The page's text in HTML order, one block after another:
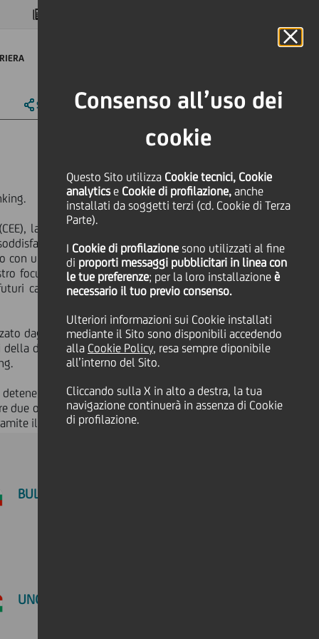
Consenso all’uso dei
cookie
Questo Sito utilizza Cookie tecnici, Cookie
analyticse Cookie di profilazione, anche
installati da soggetti terzi (cd. Cookie di Terza
Parte).
I Cookie di profilazione sono utilizzati al fine
di proporti messaggi pubblicitari in linea con
le tue preferenze; per la loro installazione è
necessario il tuo previo consenso.
Ulteriori informazioni sui Cookie installati
mediante il Sito sono disponibili accedendo
alla Cookie Policy, resa sempre diponibile
all’interno del Sito.
Cliccando sulla X in alto a destra, la tua
navigazione continuerà in assenza di Cookie
di profilazione.
SHARE PRINT SEND
la nostra strategia è quella di
del cliente, rafforzando
con un focus sulla mitigazione del
focus rimane sulla gestione del
cambiamenti infrastrutturali e
dagli investimenti del Gruppo e
divisione Corporate Solutions,
la posizione di vertice del
due opzioni di modello di servizio:
il nostro hub austriaco.
BULGARIA
UNGHERIA